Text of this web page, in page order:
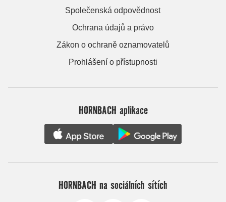
Společenská odpovědnost
Ochrana údajů a právo
Zákon o ochraně oznamovatelů
Prohlášení o přístupnosti
HORNBACH aplikace
HORNBACH na sociálních sítích